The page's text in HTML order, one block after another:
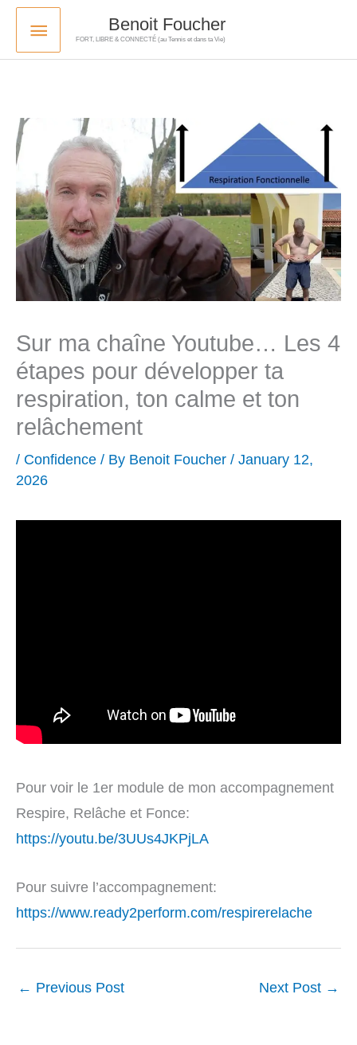
Skip
content
Benoit Foucher
FORT, LIBRE & CONNECTÉ (au Tennis et dans ta Vie)
Main
Menu
Sur ma chaîne Youtube… Les 4
étapes pour développer ta
respiration, ton calme et ton
relâchement
/ Confidence / By Benoit Foucher / January 12,
2026
Pour voir le 1er module de mon accompagnement
Respire, Relâche et Fonce:
https://youtu.be/3UUs4JKPjLA
Pour suivre l’accompagnement:
https://www.ready2perform.com/respirerelache
← Previous Post Next Post →